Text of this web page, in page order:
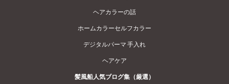
ヘアカラーの話
ホームカラーセルフカラー
デジタルパーマ 手入れ
ヘアケア
髪風船人気ブログ集（厳選）